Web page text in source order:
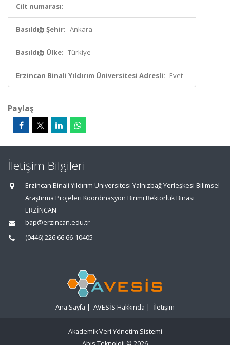
Cilt numarası:
Basıldığı Şehir: Ankara
Basıldığı Ülke: Türkiye
Erzincan Binali Yıldırım Üniversitesi Adresli: Evet
Paylaş
İletişim Bilgileri
Erzincan Binali Yıldırım Üniversitesi Yalnızbağ Yerleşkesi Bilimsel
Araştırma Projeleri Koordinasyon Birimi Rektörlük Binası
ERZİNCAN
bap@erzincan.edu.tr
(0446) 226 66 66-10405
Ana Sayfa | AVESİS Hakkında | İletişim
Akademik Veri Yönetim Sistemi